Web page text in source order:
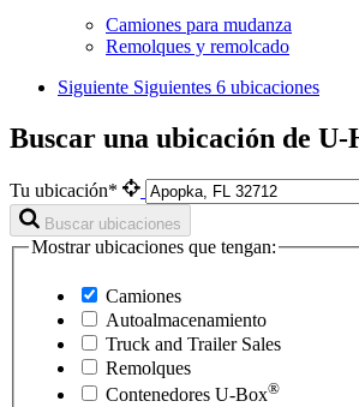
Camiones para mudanza
Remolques y remolcado
Siguiente Siguientes 6 ubicaciones
Buscar una ubicación de U-
Tu ubicación*
Buscar ubicaciones
Mostrar ubicaciones que tengan:
Camiones
Autoalmacenamiento
Truck and Trailer Sales
Remolques
Contenedores U-Box®